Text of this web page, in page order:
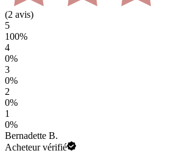
(2 avis)
5
100%
4
0%
3
0%
2
0%
1
0%
Bernadette B.
Acheteur vérifié